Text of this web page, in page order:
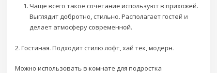
Чаще всего такое сочетание используют в прихожей.
Выглядит добротно, стильно. Располагает гостей и
делает атмосферу современной.
2. Гостиная. Подходит стилю лофт, хай тек, модерн.
Можно использовать в комнате для подростка